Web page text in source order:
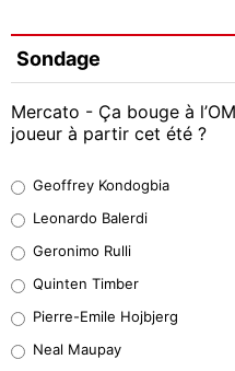
Sondage
Mercato - Ça bouge à
joueur à partir cet été ?
38%
32%
5%
Geoffrey Kondogbia
Leonardo Balerdi
Geronimo Rulli
Quinten Timber
Pierre-Emile Hojbjerg
Neal Maupay